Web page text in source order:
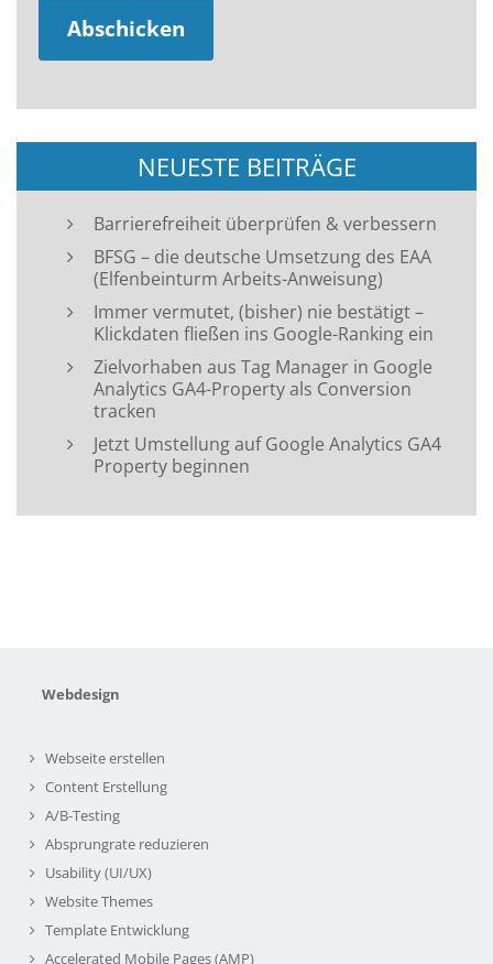
NEUESTE BEITRÄGE
Barrierefreiheit überprüfen & verbessern
BFSG – die deutsche Umsetzung des EAA
(Elfenbeinturm Arbeits-Anweisung)
Immer vermutet, (bisher) nie bestätigt –
Klickdaten fließen ins Google-Ranking ein
Zielvorhaben aus Tag Manager in Google
Analytics GA4-Property als Conversion
tracken
Jetzt Umstellung auf Google Analytics GA4
Property beginnen
Webdesign
Webseite erstellen
Content Erstellung
A/B-Testing
Absprungrate reduzieren
Usability (UI/UX)
Website Themes
Template Entwicklung
Accelerated Mobile Pages (AMP)